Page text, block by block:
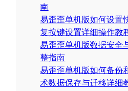
南
易歪歪单机版如何设置
复按键设置详细操作教
易歪歪单机版数据安全
整指南
易歪歪单机版如何备份
术数据保存与迁移详细